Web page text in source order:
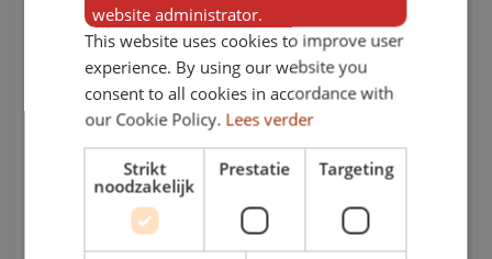
HDPE is 100% recyclebaar
HDPE is onderhoudsvrij
Onderwater planten en pokken hechten
slecht op het gladde HDPE materiaal
HDPE is zeer goed en sterk te lassen
HDPE is vorstbestendig, omdat het materiaal
bij lagere temperaturen wel iets brosser
wordt, adviseren we om de boot bij vorst op
het droge te trekken.
website administrator.
This website uses cookies to improve user
experience. By using our website you
consent to all cookies in accordance with
our Cookie Policy. Lees verder
Strikt
noodzakelijk
Prestatie Targeting